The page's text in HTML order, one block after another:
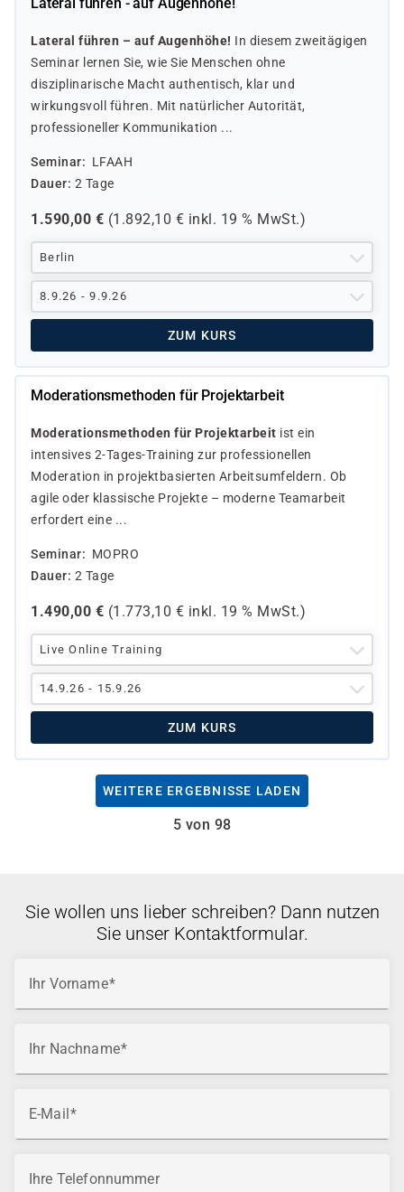
Lateral führen – auf Augenhöhe! In diesem zweitägigen
Seminar lernen Sie, wie Sie Menschen ohne
disziplinarische Macht authentisch, klar und
wirkungsvoll führen. Mit natürlicher Autorität,
professioneller Kommunikation ...
Seminar
LFAAH
Dauer 2 Tage
1.590,00 € (1.892,10 € inkl. 19 % MwSt.)
Berlin
8.9.26 - 9.9.26
ZUM KURS
Moderationsmethoden für Projektarbeit
Moderationsmethoden für Projektarbeit ist ein
intensives 2-Tages-Training zur professionellen
Moderation in projektbasierten Arbeitsumfeldern. Ob
agile oder klassische Projekte – moderne Teamarbeit
erfordert eine ...
Seminar
MOPRO
Dauer 2 Tage
1.490,00 € (1.773,10 € inkl. 19 % MwSt.)
Live Online Training
14.9.26 - 15.9.26
ZUM KURS
WEITERE ERGEBNISSE LADEN
5 von 98
Sie wollen uns lieber schreiben? Dann nutzen
Sie unser Kontaktformular.
Ihr Vorname
Ihr Nachname
E-Mail
Ihre Telefonnummer